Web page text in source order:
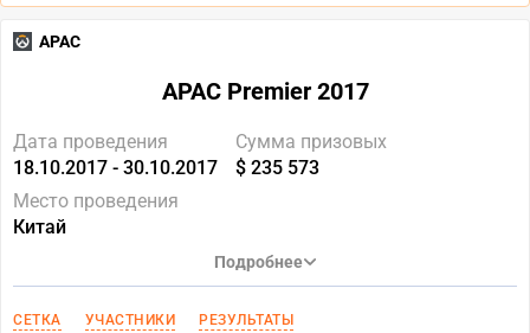
APAC
APAC Premier 2017
Дата проведения
18.10.2017 - 30.10.2017
Сумма призовых
$ 235 573
Место проведения
Китай
Подробнее
СЕТКА УЧАСТНИКИ РЕЗУЛЬТАТЫ